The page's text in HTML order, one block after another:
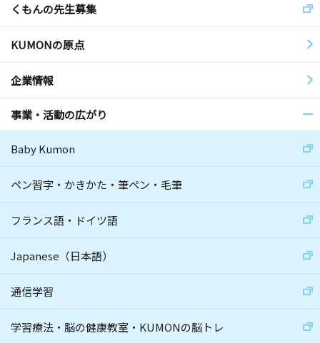
くもんの先生募集
KUMONの原点
企業情報
事業・活動の広がり
Baby Kumon
ペン習字・かきかた・筆ペン・毛筆
フランス語・ドイツ語
Japanese（日本語）
通信学習
学習療法・脳の健康教室・KUMONの脳トレ